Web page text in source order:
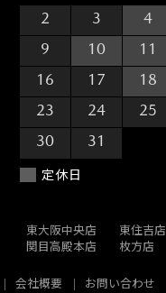
2
3 4
9
10 11
16
17 18
23
24 25
30
31
定休日
東大阪中央店 東住吉店
関目高殿本店
枚方店
会社概要 お問い合わせ